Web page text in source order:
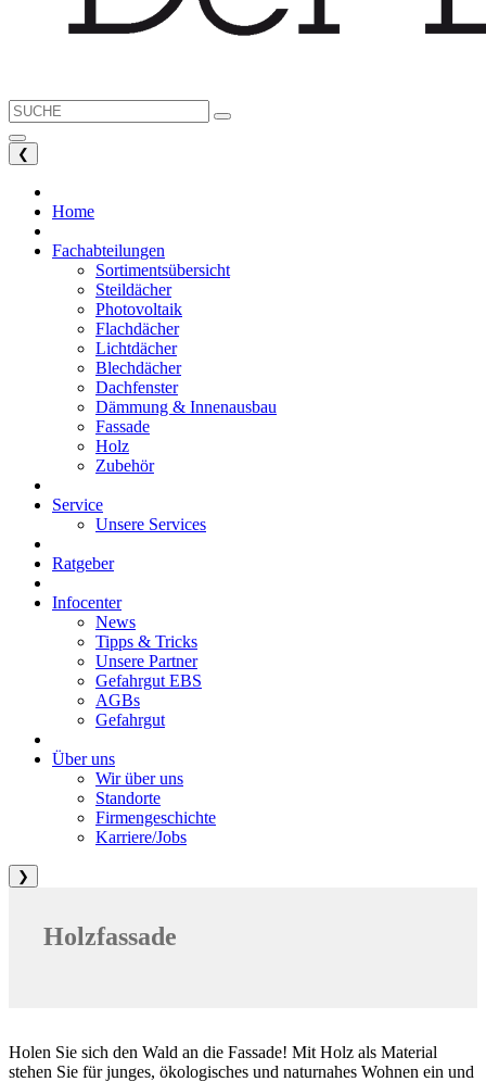
❮
Home
Fachabteilungen
Sortimentsübersicht
Steildächer
Photovoltaik
Flachdächer
Lichtdächer
Blechdächer
Dachfenster
Dämmung & Innenausbau
Fassade
Holz
Zubehör
Service
Unsere Services
Ratgeber
Infocenter
News
Tipps & Tricks
Unsere Partner
Gefahrgut EBS
AGBs
Gefahrgut
Über uns
Wir über uns
Standorte
Firmengeschichte
Karriere/Jobs
❯
Holzfassade
Holen Sie sich den Wald an die Fassade! Mit Holz als Material
stehen Sie für junges, ökologisches und naturnahes Wohnen ein und